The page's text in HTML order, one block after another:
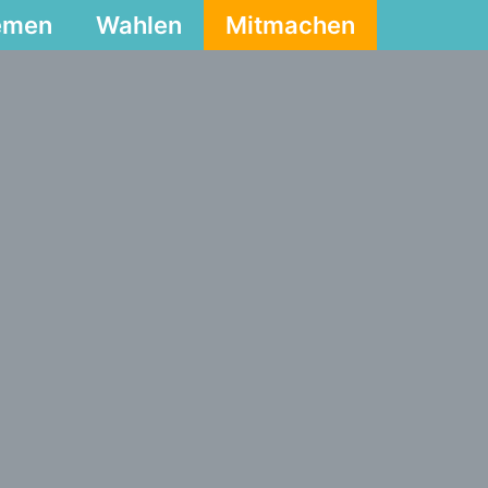
Wahlen Mitmachen